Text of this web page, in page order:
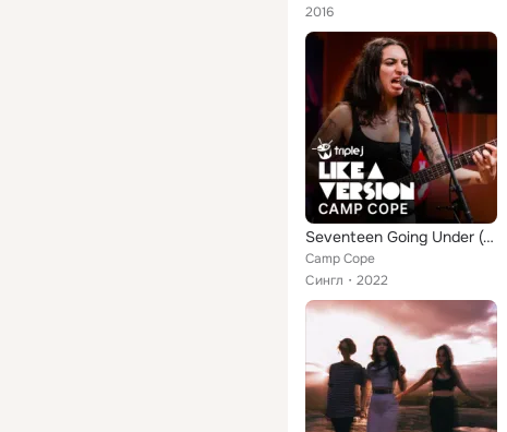
2016
Seventeen Going Under (triple j Like A Version)
Camp Cope
Сингл
2022